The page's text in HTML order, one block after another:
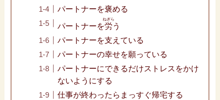
パートナーを褒める
パートナーを労
ねぎら
う
パートナーを支えている
パートナーの幸せを願っている
パートナーにできるだけストレスをかけ
ないようにする
仕事が終わったらまっすぐ帰宅する